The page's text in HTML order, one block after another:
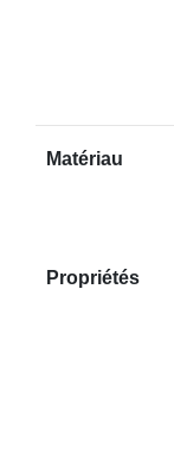
Matériau
Propriétés